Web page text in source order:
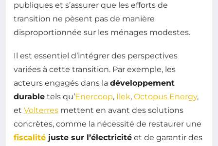
publiques et s’assurer que les efforts de
transition ne pèsent pas de manière
disproportionnée sur les ménages modestes.
Il est essentiel d’intégrer des perspectives
variées à cette transition. Par exemple, les
acteurs engagés dans la développement
durable tels qu’Enercoop, Ilek, Octopus Energy,
et Volterres mettent en avant des solutions
concrètes, comme la nécessité de restaurer une
fiscalité juste sur l’électricité et de garantir des